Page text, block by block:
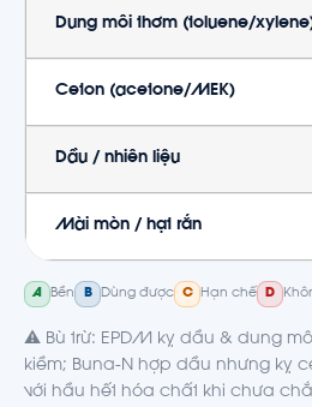
Dung môi thơm (toluene/
Ceton (acetone/MEK)
Dầu / nhiên liệu
Mài mòn / hạt rắn
A Bền B Dùng được C Hạn chế D
⚠️ Bù trừ: EPDM kỵ dầu & dung
kiềm; Buna-N hợp dầu nhưng kỵ
với hầu hết hóa chất khi chưa